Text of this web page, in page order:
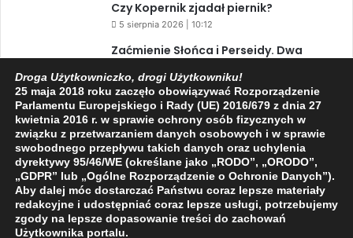
Czy Kopernik zjadał piernik?
5 sierpnia 2026 | 10:12
Zaćmienie Słońca i Perseidy. Dwa
w ciągu jednego dnia!
3 sierpnia 2026 | 15:39
Facebook
X YouTube
Droga Użytkowniczko, drogi Użytkowniku!
25 maja 2018 roku zaczęło obowiązywać Rozporządzenie
Parlamentu Europejskiego i Rady (UE) 2016/679 z dnia 27
kwietnia 2016 r. w sprawie ochrony osób fizycznych w
związku z przetwarzaniem danych osobowych i w sprawie
swobodnego przepływu takich danych oraz uchylenia
dyrektywy 95/46/WE (określane jako „RODO”, „ORODO”,
„GDPR” lub „Ogólne Rozporządzenie o Ochronie Danych”).
Aby dalej móc dostarczać Państwu coraz lepsze materiały
redakcyjne i udostępniać coraz lepsze usługi, potrzebujemy
zgody na lepsze dopasowanie treści do zachowań
Użytkownika portalu.